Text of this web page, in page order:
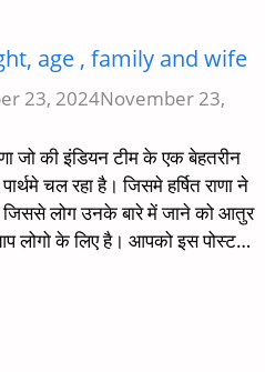
age , family and wife
23, 2024November 23,
जो की इंडियन टीम के एक बेहतरीन
चल रहा है। जिसमे हर्षित राणा ने
लोग उनके बारे में जाने को आतुर
लोगो के लिए है। आपको इस पोस्ट…